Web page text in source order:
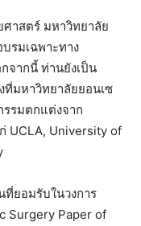
าสตร์ มหาวิทยาลัย
รมเฉพาะทาง
จากนี้ ท่านยังเป็น
มหาวิทยาลัยยอนเซ
รมตกแต่งจาก
UCLA, University of
ที่ยอมรับในวงการ
Surgery Paper of